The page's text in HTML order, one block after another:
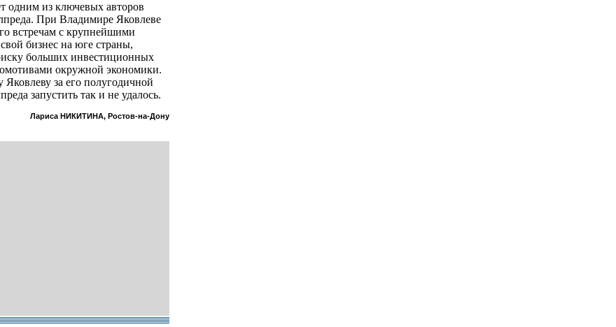
одним из ключевых авторов
При Владимире Яковлеве
встречам с крупнейшими
бизнес на юге страны,
больших инвестиционных
окружной экономики.
Яковлеву за его полугодичной
запустить так и не удалось.
Лариса НИКИТИНА, Ростов-на-Дону